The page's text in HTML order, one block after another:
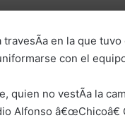
travesÃ­a en la que
con el
quien no vestÃ­a la
Alfonso